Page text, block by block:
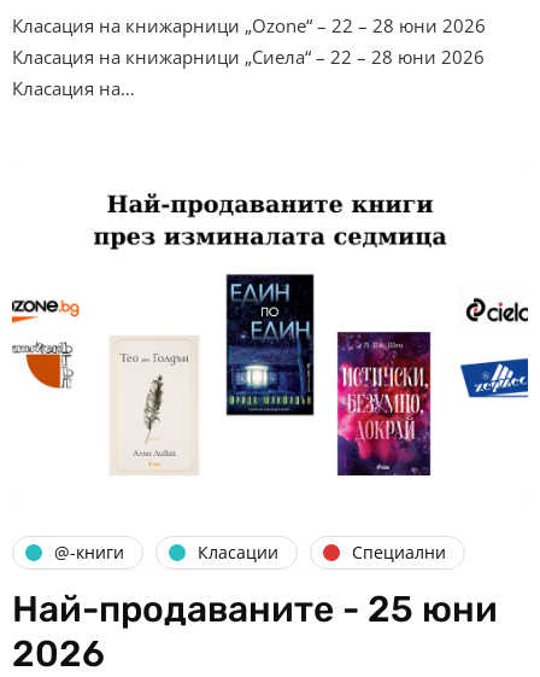
Класация на книжарници „Ozone“ – 22 – 28 юни 2026
Класация на книжарници „Сиела“ – 22 – 28 юни 2026
Класация на…
@-книги Класации Специални
Най-продаваните - 25 юни
2026